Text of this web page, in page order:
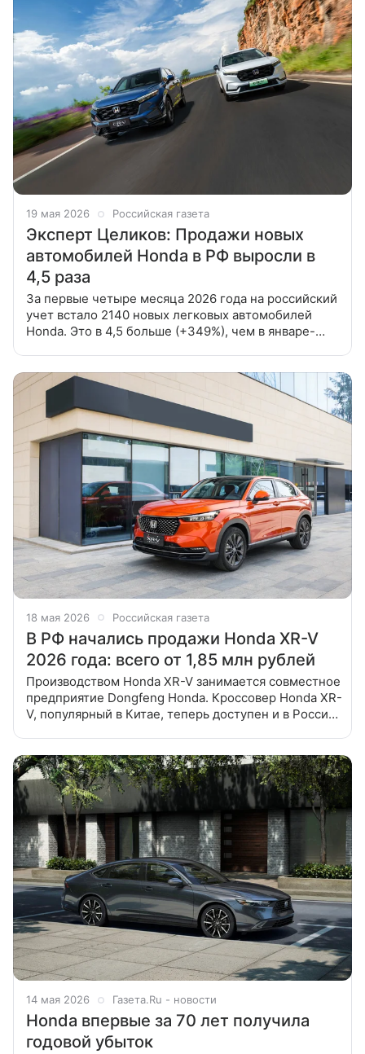
19 мая 2026 Российская газета
Эксперт Целиков: Продажи новых
автомобилей Honda в РФ выросли в
4,5 раза
За первые четыре месяца 2026 года на российский
учет встало 2140 новых легковых автомобилей
Honda. Это в 4,5 больше (+349%), чем в январе-
18 мая 2026 Российская газета
В РФ начались продажи Honda XR-V
2026 года: всего от 1,85 млн рублей
Производством Honda XR-V занимается совместное
предприятие Dongfeng Honda. Кроссовер Honda XR-
V, популярный в Китае, теперь доступен и в России.
14 мая 2026 Газета.Ru - новости
Honda впервые за 70 лет получила
годовой убыток